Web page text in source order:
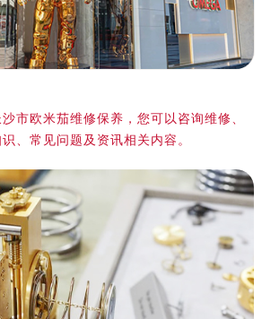
市欧米茄维修保养，您可以咨询维修、
、常见问题及资讯相关内容。